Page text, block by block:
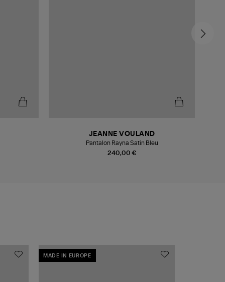
240,00 €
JEANNE VOULAND
Pantalon Rayna Satin Bleu
MADE IN EUROPE